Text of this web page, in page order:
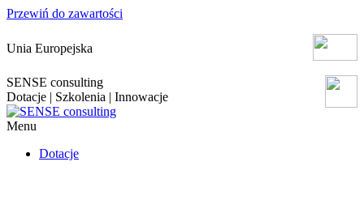
Przewiń do zawartości
Unia Europejska
SENSE consulting
Dotacje | Szkolenia | Innowacje
Menu
Dotacje